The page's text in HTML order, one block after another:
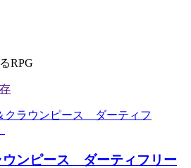
RPG
ウンピース ダーティフリー